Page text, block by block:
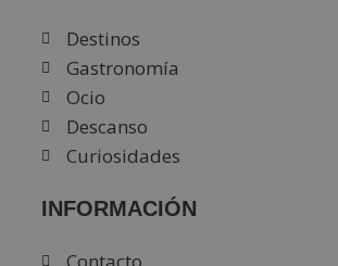
Destinos
Gastronomía
Ocio
Descanso
Curiosidades
INFORMACIÓN